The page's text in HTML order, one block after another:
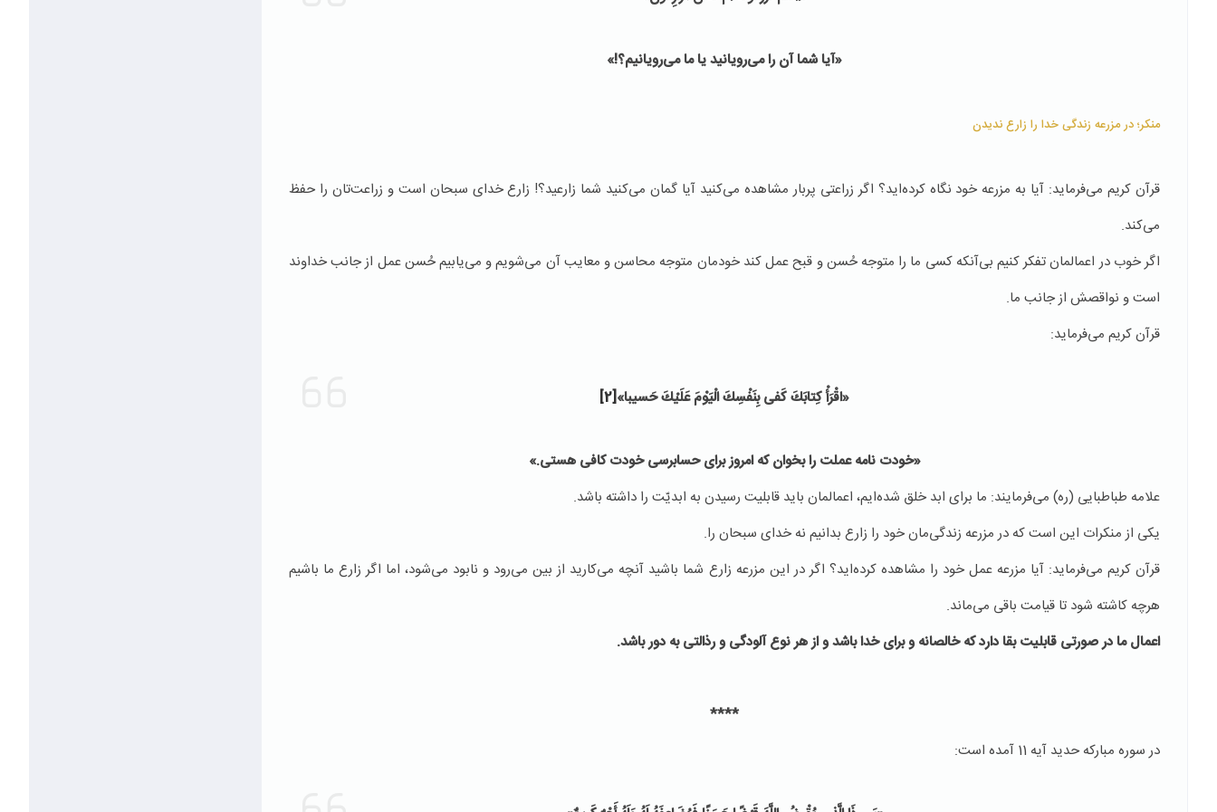
«آیا شما آن را می‌رویانید یا ما می‌رویانیم؟!
»
منکر؛ در مزرعه زندگی خدا را زارع ندیدن
قرآن کریم می‌فرماید: آیا به مزرعه خود نگاه کرده‌اید؟ اگر زراعتی پربار مشاهده می‌کنید آیا گمان می‌کنید شما زارعید؟! زارع خدای سبحان است و زراعت‌تان را حفظ
می‌کند.
اگر خوب در اعمالمان تفکر کنیم بی‌آنکه کسی ما را متوجه حُسن و قبح عمل کند خودمان متوجه محاسن و معایب آن می‌شویم و می‌یابیم حُسن عمل از جانب خداوند
است و نواقصش از جانب ما.
قرآن کریم می‌فرماید:
«اقْرَأْ كِتابَكَ كَفى‏ بِنَفْسِكَ الْيَوْمَ عَلَيْكَ حَسيبا»[2]
«خودت نامه عملت را بخوان که امروز برای حسابرسی خودت کافی هستی.»
علامه طباطبایی (ره) می‌فرمایند: ما برای ابد خلق شده‌ایم، اعمالمان باید قابلیت رسیدن به ابدیّت را داشته باشد.
یکی از منکرات این است که در مزرعه زندگی‌مان خود را زارع بدانیم نه خدای سبحان را.
قرآن کریم می‌فرماید: آیا مزرعه عمل خود را مشاهده کرده‌اید؟ اگر در این مزرعه زارع شما باشید آنچه می‌کارید از بین می‌رود و نابود می‌شود، اما اگر زارع ما باشیم
هرچه کاشته شود تا قیامت باقی می‌ماند.
اعمال ما در صورتی قابلیت بقا دارد که خالصانه و برای خدا باشد و از هر نوع آلودگی و رذالتی به دور باشد.
****
در سوره مبارکه حدید آیه 11 آمده است: